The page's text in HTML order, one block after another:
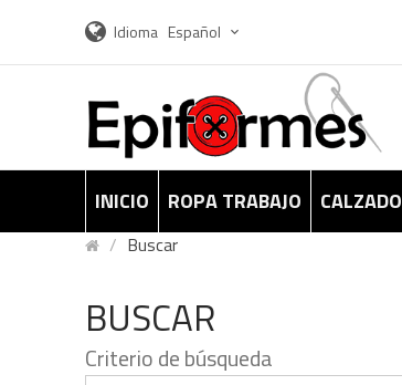
Idioma Español
INICIO ROPA TRABAJO CALZADO
Buscar
BUSCAR
Criterio de búsqueda